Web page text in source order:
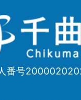
番号